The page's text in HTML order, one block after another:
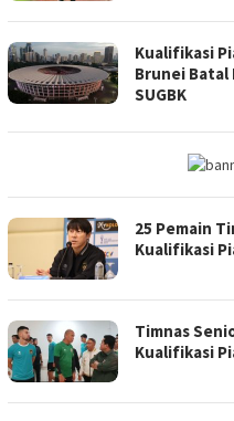
Kualifikasi
Brunei Batal
SUGBK
25 Pemain
Kualifikasi
Timnas
Kualifikasi